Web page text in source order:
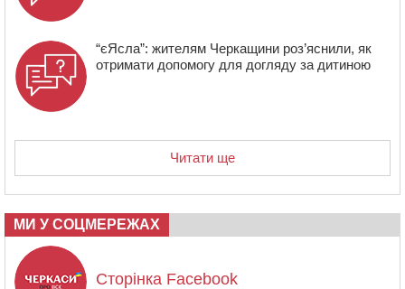
“єЯсла”: жителям Черкащини роз’яснили, як
отримати допомогу для догляду за дитиною
Читати ще
МИ У СОЦМЕРЕЖАХ
Сторінка Facebook